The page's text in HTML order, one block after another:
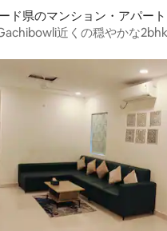
ド県のマンション・アパート
近くの穏やかな2bhk